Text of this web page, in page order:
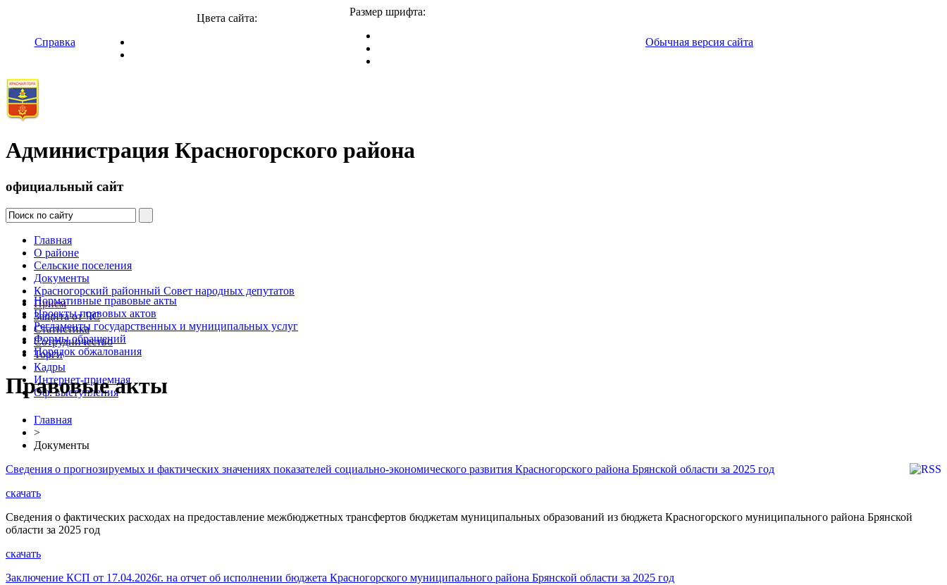
Справка
Цвета сайта:
Размер шрифта:
Обычная версия сайта
Администрация Красногорского района
официальный сайт
Главная
О районе
Сельские поселения
Документы
Красногорский районный Совет народных депутатов
Прием
Защита от ЧС
Статистика
Сотрудничество
Торги
Кадры
Интернет-приемная
Оф. выступления
Нормативные правовые акты
Проекты правовых актов
Регламенты государственных и муниципальных услуг
Формы обращений
Порядок обжалования
Правовые акты
Главная
>
Документы
Сведения о прогнозируемых и фактических значениях показателей социально-экономического развития Красногорского района Брянской области за 2025 год
скачать
Сведения о фактических расходах на предоставление межбюджетных трансфертов бюджетам муниципальных образований из бюджета Красногорского муниципального района Брянской
области за 2025 год
скачать
Заключение КСП от 17.04.2026г. на отчет об исполнении бюджета Красногорского муниципального района Брянской области за 2025 год